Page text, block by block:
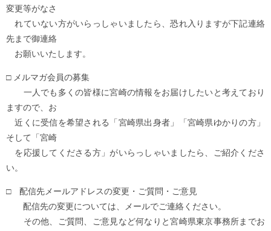
変更等がなさ
れていない方がいらっしゃいましたら、恐れ入りますが下記連絡
先まで御連絡
お願いいたします。
□ メルマガ会員の募集
一人でも多くの皆様に宮崎の情報をお届けしたいと考えており
ますので、お
近くに受信を希望される「宮崎県出身者」「宮崎県ゆかりの方」
そして「宮崎
を応援してくださる方」がいらっしゃいましたら、ご紹介くださ
い。
□ 配信先メールアドレスの変更・ご質問・ご意見
配信先の変更については、メールでご連絡ください。
その他、ご質問、ご意見など何なりと宮崎県東京事務所までお